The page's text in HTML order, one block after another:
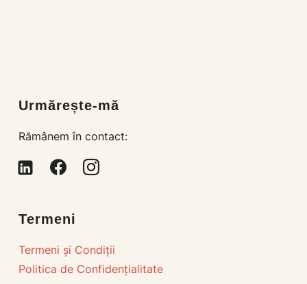
Urmărește-mă
Rămânem în contact:
Termeni
Termeni și Condiții
Politica de Confidențialitate